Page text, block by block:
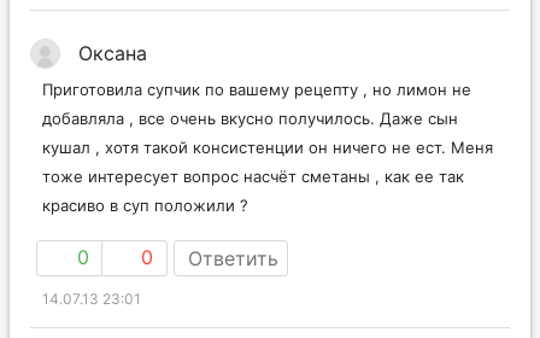
Оксана
Приготовила супчик по вашему рецепту , но лимон не
добавляла , все очень вкусно получилось. Даже сын
кушал , хотя такой консистенции он ничего не ест. Меня
тоже интересует вопрос насчёт сметаны , как ее так
красиво в суп положили ?
0 0 Ответить
14.07.13 23:01